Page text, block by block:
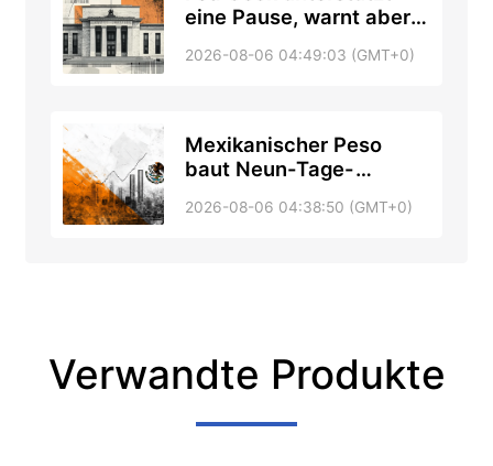
eine Pause, warnt aber,
möglich ist, falls die
2026-08-06 04:49:03 (GMT+0)
Mexikanischer Peso
baut Neun-Tage-
der Golfkrieg entspannt
2026-08-06 04:38:50 (GMT+0)
Verwandte Produkte